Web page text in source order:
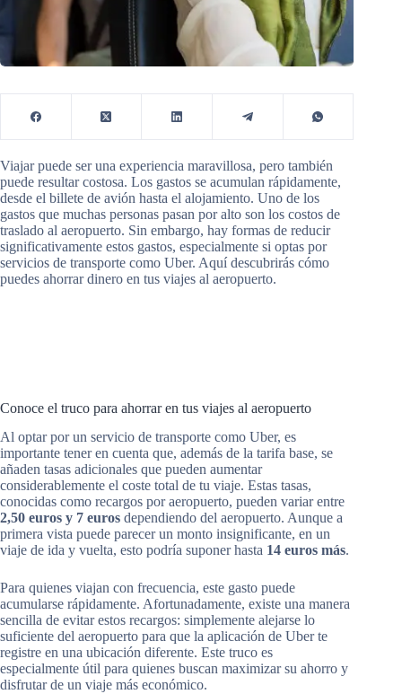
Viajar puede ser una experiencia maravillosa, pero también
puede resultar costosa. Los gastos se acumulan rápidamente,
desde el billete de avión hasta el alojamiento. Uno de los
gastos que muchas personas pasan por alto son los costos de
traslado al aeropuerto. Sin embargo, hay formas de reducir
significativamente estos gastos, especialmente si optas por
servicios de transporte como Uber. Aquí descubrirás cómo
puedes ahorrar dinero en tus viajes al aeropuerto.
Conoce el truco para ahorrar en tus viajes al aeropuerto
Al optar por un servicio de transporte como Uber, es
importante tener en cuenta que, además de la tarifa base, se
añaden tasas adicionales que pueden aumentar
considerablemente el coste total de tu viaje. Estas tasas,
conocidas como recargos por aeropuerto, pueden variar entre
2,50 euros y 7 euros dependiendo del aeropuerto. Aunque a
primera vista puede parecer un monto insignificante, en un
viaje de ida y vuelta, esto podría suponer hasta 14 euros más.
Para quienes viajan con frecuencia, este gasto puede
acumularse rápidamente. Afortunadamente, existe una manera
sencilla de evitar estos recargos: simplemente alejarse lo
suficiente del aeropuerto para que la aplicación de Uber te
registre en una ubicación diferente. Este truco es
especialmente útil para quienes buscan maximizar su ahorro y
disfrutar de un viaje más económico.